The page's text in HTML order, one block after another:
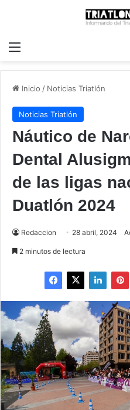
Inicio / Noticias Triatlón
Noticias Triatlón
Náutico de
Dental
de las ligas
Duatlón 2024
Redaccion 28 abril, 2024
2 minutos de lectura